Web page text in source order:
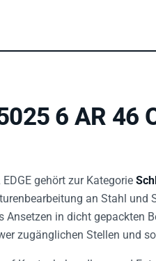
6 AR 46
gehört zur Kategorie
an Stahl und
Ansetzen in dicht gepackten
zugänglichen Stellen und